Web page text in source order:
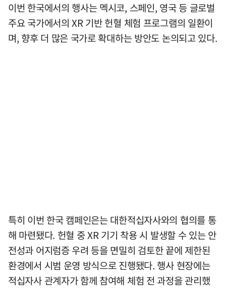
이번 한국에서의 행사는 멕시코, 스페인, 영국 등 글로벌
주요 국가에서의 XR 기반 헌혈 체험 프로그램의 일환이
며, 향후 더 많은 국가로 확대하는 방안도 논의되고 있다.
특히 이번 한국 캠페인은는 대한적십자사와의 협의를 통
해 마련됐다. 헌혈 중 XR 기기 착용 시 발생할 수 있는 안
전성과 어지럼증 우려 등을 면밀히 검토한 끝에 제한된
환경에서 시범 운영 방식으로 진행됐다. 행사 현장에는
적십자사 관계자가 함께 참여해 체험 전 과정을 관리했